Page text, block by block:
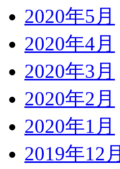
2020年5月
2020年4月
2020年3月
2020年2月
2020年1月
2019年12月